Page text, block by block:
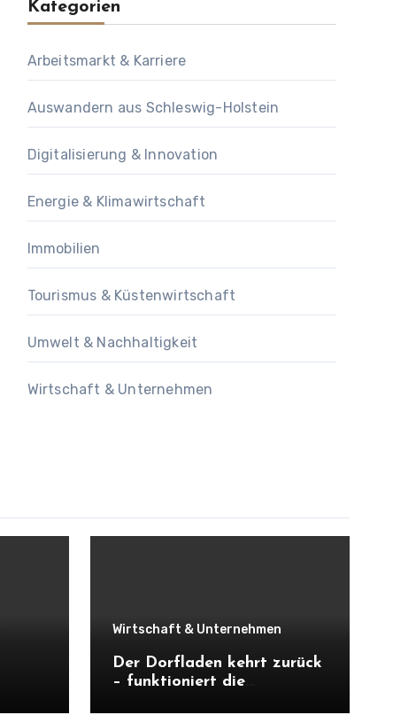
Kategorien
Arbeitsmarkt & Karriere
Auswandern aus Schleswig-Holstein
Digitalisierung & Innovation
Energie & Klimawirtschaft
Immobilien
Tourismus & Küstenwirtschaft
Umwelt & Nachhaltigkeit
Wirtschaft & Unternehmen
Wirtschaft & Unternehmen
Der Dorfladen kehrt zurück
– funktioniert die